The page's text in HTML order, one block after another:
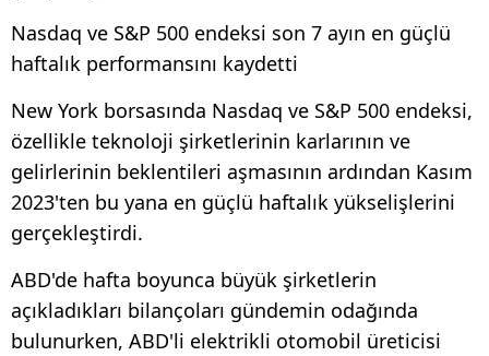
Nasdaq ve S&P 500 endeksi son 7 ayın en güçlü
haftalık performansını kaydetti
New York borsasında Nasdaq ve S&P 500 endeksi,
özellikle teknoloji şirketlerinin karlarının ve
gelirlerinin beklentileri aşmasının ardından Kasım
2023'ten bu yana en güçlü haftalık yükselişlerini
gerçekleştirdi.
ABD'de hafta boyunca büyük şirketlerin
açıkladıkları bilançoları gündemin odağında
bulunurken, ABD'li elektrikli otomobil üreticisi